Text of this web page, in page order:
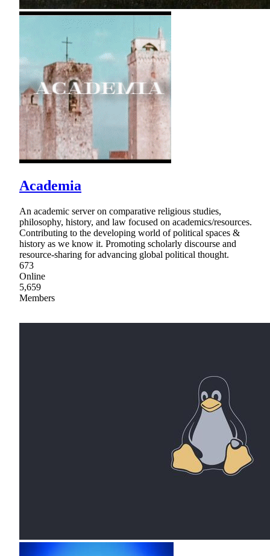
Academia
An academic server on comparative religious studies,
philosophy, history, and law focused on academics/resources.
Contributing to the developing world of political spaces &
history as we know it. Promoting scholarly discourse and
resource-sharing for advancing global political thought.
673
Online
5,659
Members